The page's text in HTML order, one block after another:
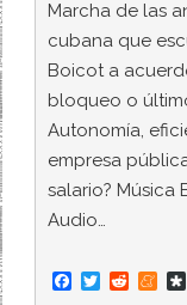
Marcha de las
cubana que
Boicot a
bloqueo o
Autonomía,
empresa
salario? Música
Audio…
F
T
R
M